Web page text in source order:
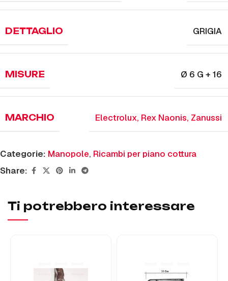
DETTAGLIO GRIGIA
MISURE Ø 6 G + 16
MARCHIO Electrolux, Rex Naonis, Zanussi
Categorie: Manopole, Ricambi per piano cottura
Share:
Ti potrebbero interessare